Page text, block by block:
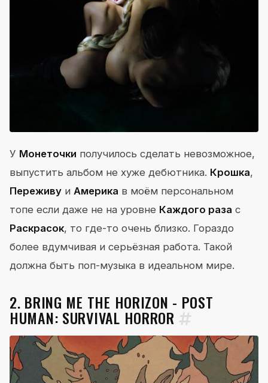
У Монеточки получилось сделать невозможное,
выпустить альбом не хуже дебютника. Крошка,
Переживу и Америка в моём персональном
топе если даже не на уровне Каждого раза с
Раскрасок, то где-то очень близко. Гораздо
более вдумчивая и серьёзная работа. Такой
должна быть поп-музыка в идеальном мире.
2. BRING ME THE HORIZON - POST
HUMAN: SURVIVAL HORROR